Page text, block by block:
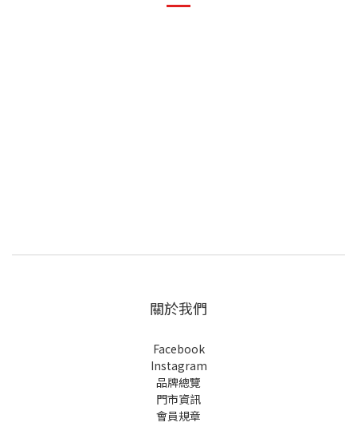
關於我們
Facebook
Instagram
品牌總覽
門市資訊
會員規章